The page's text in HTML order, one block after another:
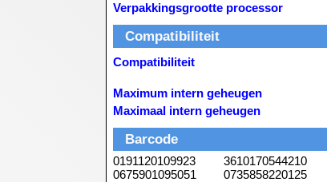
Verpakkingsgrootte processor
Compatibiliteit
Compatibiliteit
Maximum intern geheugen
Maximaal intern geheugen
Barcode
0191120109923 3610170544210
0675901095051
0735858220125